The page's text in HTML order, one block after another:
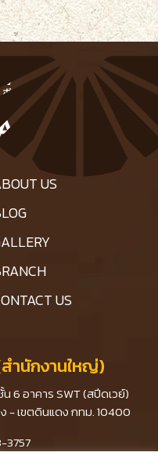
US
US
สำนักงานใหญ่)
6 อาคาร SWT (สปีดเวย์)
- เขตดินแดง กทม. 10400
3757